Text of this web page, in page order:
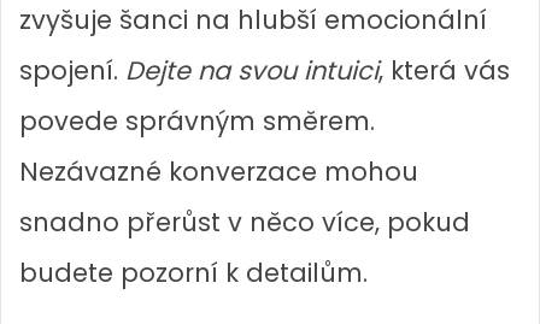
zvyšuje šanci na hlubší emocionální
spojení. Dejte na svou intuici, která vás
povede správným směrem.
Nezávazné konverzace mohou
snadno přerůst v něco více, pokud
budete pozorní k detailům.